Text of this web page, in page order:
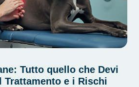
Tutto quello che Devi
Trattamento e i Rischi